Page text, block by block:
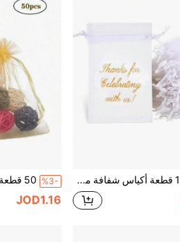
10/20/50 قطعة أكياس شفافة من الأورجانزا مع رباط سحب، مناسبة لهدايا الزفاف، هدايا الشكر، أكياس الحلوى، حفلات الزفاف، الذكرى السنوية، حفلات عيد الميلاد وأكثر %3-
JOD1.16